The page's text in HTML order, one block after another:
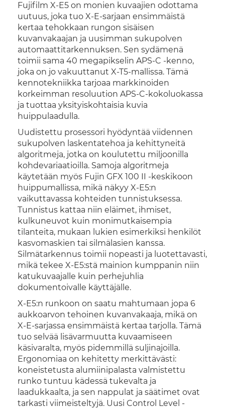
Fujifilm X-E5 on monien kuvaajien odottama
uutuus, joka tuo X-E-sarjaan ensimmäistä
kertaa tehokkaan rungon sisäisen
kuvanvakaajan ja uusimman sukupolven
automaattitarkennuksen. Sen sydämenä
toimii sama 40 megapikselin APS-C -kenno,
joka on jo vakuuttanut X-T5-mallissa. Tämä
kennotekniikka tarjoaa markkinoiden
korkeimman resoluution APS-C-kokoluokassa
ja tuottaa yksityiskohtaisia kuvia
huippulaadulla.
Uudistettu prosessori hyödyntää viidennen
sukupolven laskentatehoa ja kehittyneitä
algoritmeja, jotka on koulutettu miljoonilla
kohdevariaatioilla. Samoja algoritmeja
käytetään myös Fujin GFX 100 II -keskikoon
huippumallissa, mikä näkyy X-E5:n
vaikuttavassa kohteiden tunnistuksessa.
Tunnistus kattaa niin eläimet, ihmiset,
kulkuneuvot kuin monimutkaisempia
tilanteita, mukaan lukien esimerkiksi henkilöt
kasvomaskien tai silmälasien kanssa.
Silmätarkennus toimii nopeasti ja luotettavasti,
mikä tekee X-E5:stä mainion kumppanin niin
katukuvaajalle kuin perhejuhlia
dokumentoivalle käyttäjälle.
X-E5:n runkoon on saatu mahtumaan jopa 6
aukkoarvon tehoinen kuvanvakaaja, mikä on
X-E-sarjassa ensimmäistä kertaa tarjolla. Tämä
tuo selvää lisävarmuutta kuvaamiseen
käsivaralta, myös pidemmillä suljinajoilla.
Ergonomiaa on kehitetty merkittävästi:
koneistetusta alumiinipalasta valmistettu
runko tuntuu kädessä tukevalta ja
laadukkaalta, ja sen nappulat ja säätimet ovat
tarkasti viimeisteltyjä. Uusi Control Level -